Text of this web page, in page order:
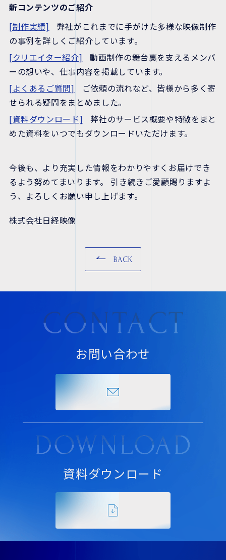
新コンテンツのご紹介
[制作実績]
弊社がこれまでに手がけた多様な映像制作
の事例を詳しくご紹介しています。
[クリエイター紹介]
動画制作の舞台裏を支えるメンバ
ーの想いや、仕事内容を掲載しています。
[よくあるご質問]
ご依頼の流れなど、皆様から多く寄
せられる疑問をまとめました。
[資料ダウンロード]
弊社のサービス概要や特徴をまと
めた資料をいつでもダウンロードいただけます。
今後も、より充実した情報をわかりやすくお届けでき
るよう努めてまいります。 引き続きご愛顧賜りますよ
う、よろしくお願い申し上げます。
株式会社日経映像
BACK
資料ダウンロード
お問い合わせ